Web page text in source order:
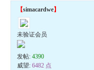
【simacardwe】
未验证会员
发帖:4390
威望:6482 点